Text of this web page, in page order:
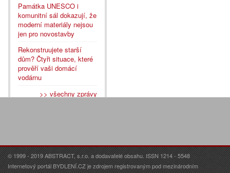
Památka UNESCO i
komunitní sál dokazují, že
moderní materiály nejsou
jen pro novostavby
Rekonstruujete starší
dům? Čtyři situace, které
prověří vaši domácí
vodárnu
>> všechny zprávy
© 1999 - 2019 ABSTRACT, s.r.o. a dodavatelé obsahu. ISSN 1214 - 5548
Internetový portál BYDLENÍ.CZ je zdrojem registrovaným pod mezinárodním